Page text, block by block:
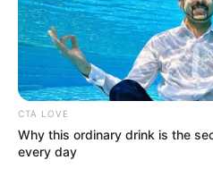
CTA LOVE
Why this ordinary drink is the
every day